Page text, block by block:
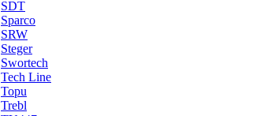
SDT
Sparco
SRW
Steger
Swortech
Tech Line
Topu
Trebl